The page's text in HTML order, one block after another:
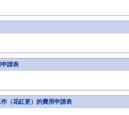
請表
（花紅更）的費用申請表